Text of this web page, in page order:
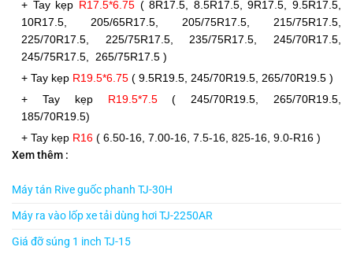
+ Tay kẹp R17.5*6.75 ( 8R17.5, 8.5R17.5, 9R17.5, 9.5R17.5,
10R17.5, 205/65R17.5, 205/75R17.5, 215/75R17.5,
225/70R17.5, 225/75R17.5, 235/75R17.5, 245/70R17.5,
245/75R17.5, 265/75R17.5 )
+ Tay kẹp R19.5*6.75 ( 9.5R19.5, 245/70R19.5, 265/70R19.5 )
+ Tay kẹp
R19.5*7.5
( 245/70R19.5, 265/70R19.5,
185/70R19.5)
+ Tay kẹp R16 ( 6.50-16, 7.00-16, 7.5-16, 825-16, 9.0-R16 )
Xem thêm :
Máy tán Rive guốc phanh TJ-30H
Máy ra vào lốp xe tải dùng hơi TJ-2250AR
Giá đỡ súng 1 inch TJ-15